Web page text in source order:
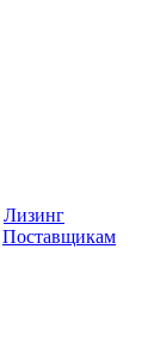
Лизинг
Поставщикам